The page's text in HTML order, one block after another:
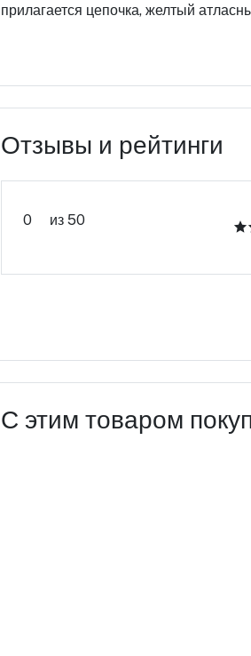
прилагается цепочка, желтый
Отзывы и рейтинги
0 из 50
С этим товаром